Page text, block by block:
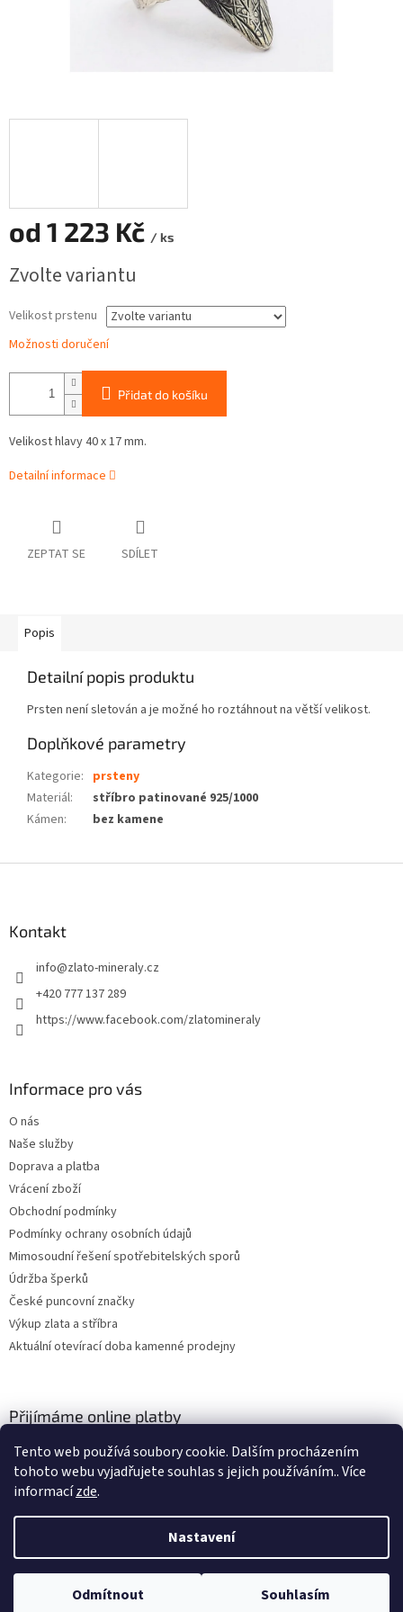
Tento web používá soubory cookie. Dalším procházením
tohoto webu vyjadřujete souhlas s jejich používáním.. Více
informacízde.
Nastavení
Odmítnout Souhlasím
od 1 223 Kč / ks
cena:
Zvolte variantu
Velikost prstenu
Možnosti doručení
Přidat do košíku
Velikost hlavy 40 x 17 mm.
Detailní informace
ZEPTAT SE SDÍLET
Popis
Detailní popis produktu
Prsten není sletován a je možné ho roztáhnout na větší velikost.
Doplňkové parametry
Kategorie: prsteny
Materiál:
stříbro patinované 925/1000
Kámen: bez kamene
Kontakt
info@zlato-mineraly.cz
+420 777 137 289
https://www.facebook.com/zlatomineraly
Informace pro vás
O nás
Naše služby
Doprava a platba
Vrácení zboží
Obchodní podmínky
Podmínky ochrany osobních údajů
Mimosoudní řešení spotřebitelských sporů
Údržba šperků
České puncovní značky
Výkup zlata a stříbra
Aktuální otevírací doba kamenné prodejny
Přijímáme online platby
Vytvořil Shoptet
Copyright 2026ZLATO-MINERÁLY . Všechna práva vyhrazena.